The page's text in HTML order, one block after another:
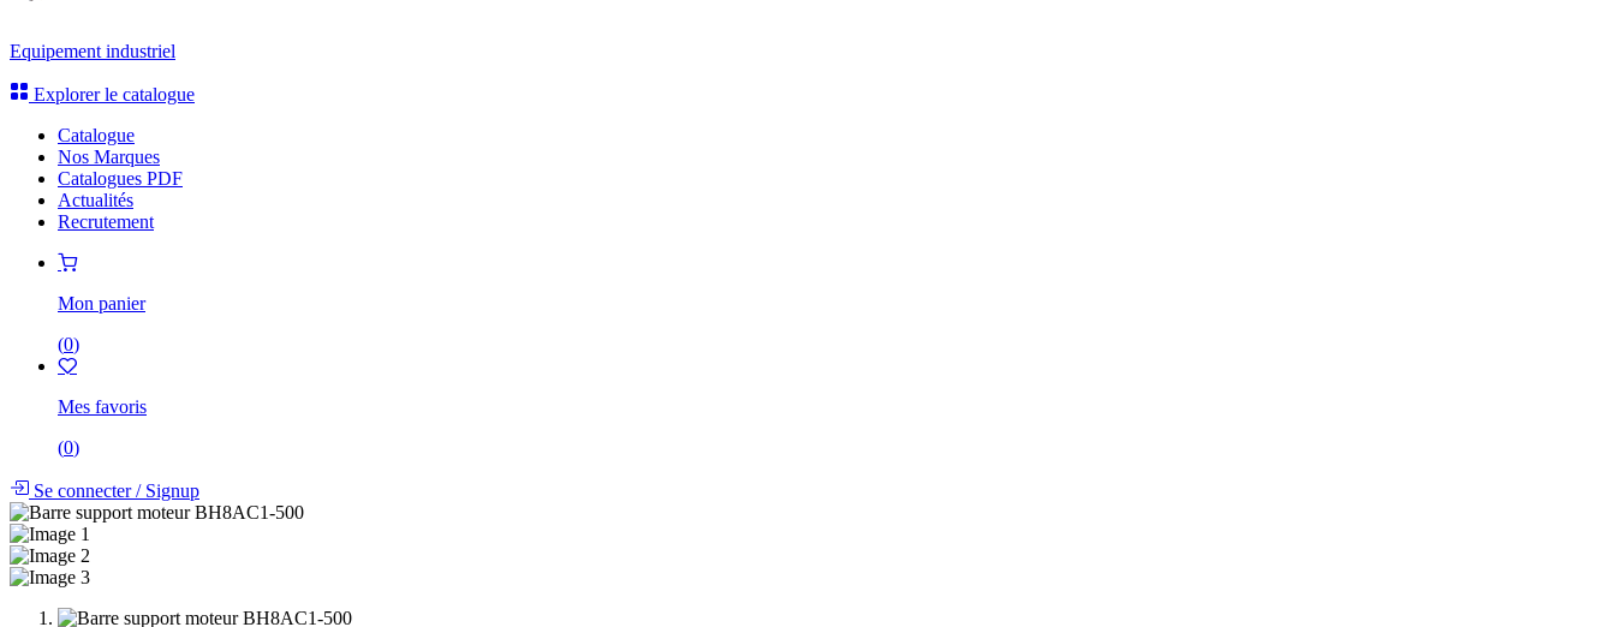
Equipement industriel
Explorer le catalogue
Catalogue
Nos Marques
Catalogues PDF
Actualités
Recrutement
Mon panier
(0)
Mes favoris
(0)
Se connecter/Signup